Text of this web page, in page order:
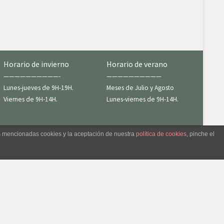
Horario de invierno
——————————-
Lunes-jueves de 9H-19H.
Viernes de 9H-14H.
Horario de verano
——————————
Meses de Julio y Agosto
Lunes-viernes de 9H-14H.
cookies y la aceptación de nuestra política de cookies , pinche el